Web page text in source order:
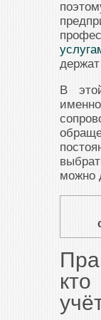
В
можно